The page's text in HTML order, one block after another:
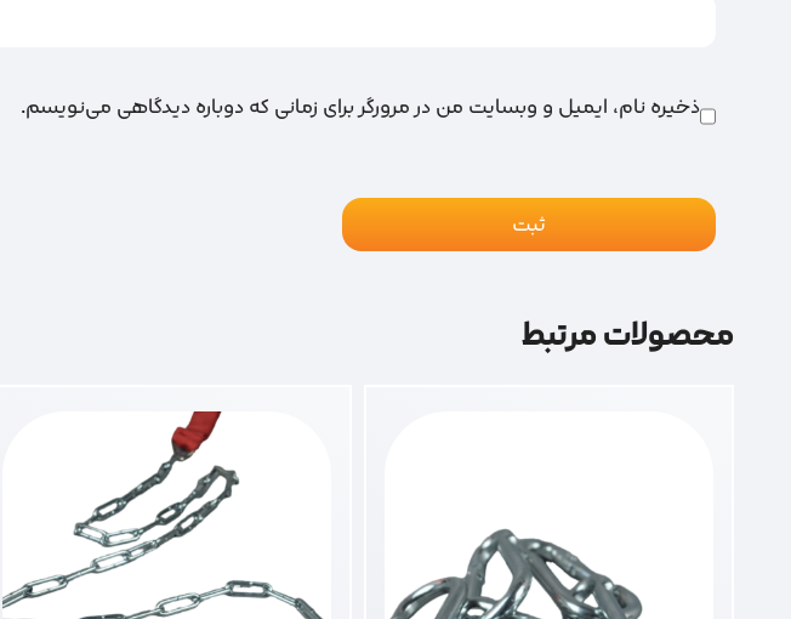
ذخیره نام، ایمیل و وبسایت من در مرورگر برای زمانی که دوباره دیدگاهی می‌نویسم.
محصولات مرتبط